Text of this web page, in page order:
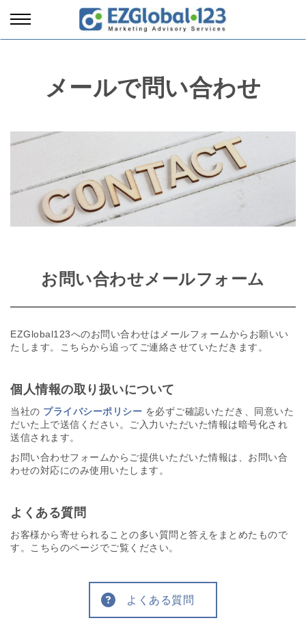
メールで問い合わせ
お問い合わせメールフォーム
EZGlobal123へのお問い合わせはメールフォームからお願いい
たします。こちらから追ってご連絡させていただきます。
個人情報の取り扱いについて
当社の プライバシーポリシー を必ずご確認いただき、同意いた
だいた上で送信ください。ご入力いただいた情報は暗号化され
送信されます。
お問い合わせフォームからご提供いただいた情報は、お問い合
わせの対応にのみ使用いたします。
よくある質問
お客様から寄せられることの多い質問と答えをまとめたもので
す。こちらのページでご覧ください。
よくある質問